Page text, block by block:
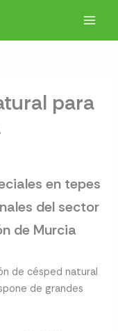
para
en tepes
del sector
de Murcia
de césped natural
de grandes